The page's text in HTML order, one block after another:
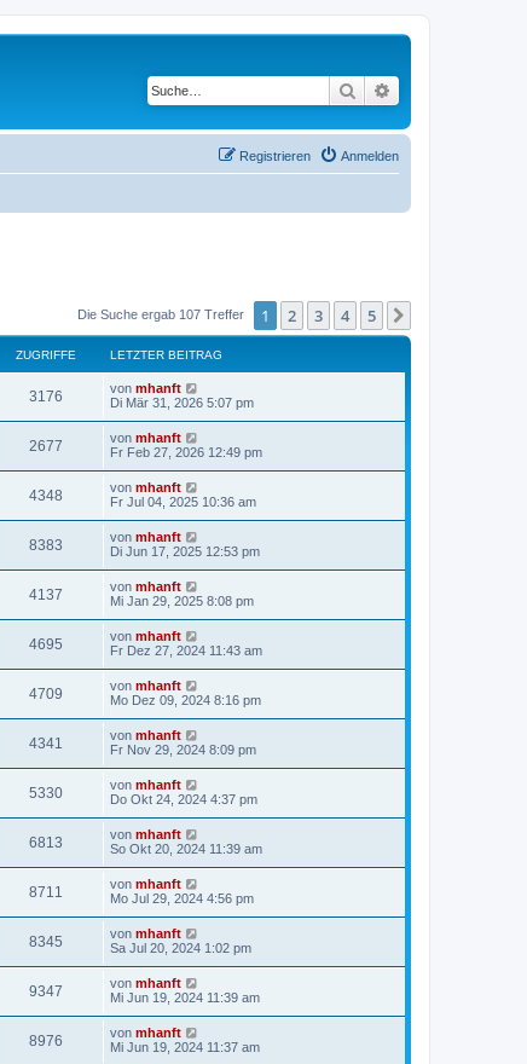
Suche
Anmelden
Registrieren
Die Suche ergab 107 Treffer 1 2 3 4 5
ZUGRIFFE LETZTER BEITRAG
3176 von mhanft
Di Mär 31, 2026 5:07 pm
2677 von mhanft
Fr Feb 27, 2026 12:49 pm
4348 von mhanft
Fr Jul 04, 2025 10:36 am
8383 von mhanft
Di Jun 17, 2025 12:53 pm
4137 von mhanft
Mi Jan 29, 2025 8:08 pm
4695 von mhanft
Fr Dez 27, 2024 11:43 am
4709 von mhanft
Mo Dez 09, 2024 8:16 pm
4341 von mhanft
Fr Nov 29, 2024 8:09 pm
5330 von mhanft
Do Okt 24, 2024 4:37 pm
6813 von mhanft
So Okt 20, 2024 11:39 am
8711 von mhanft
Mo Jul 29, 2024 4:56 pm
8345 von mhanft
Sa Jul 20, 2024 1:02 pm
9347 von mhanft
Mi Jun 19, 2024 11:39 am
8976 von mhanft
Mi Jun 19, 2024 11:37 am